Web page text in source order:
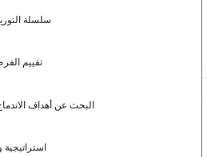
سلسلة
تقييم
البحث عن أهداف